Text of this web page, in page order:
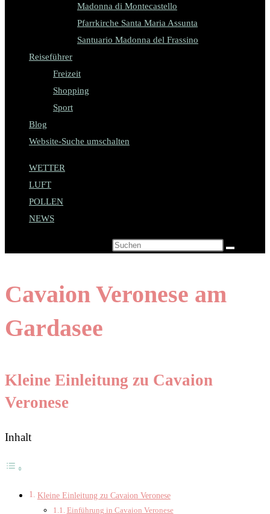
Madonna di Montecastello
Pfarrkirche Santa Maria Assunta
Santuario Madonna del Frassino
Reiseführer
Freizeit
Shopping
Sport
Blog
Website-Suche umschalten
WETTER
LUFT
POLLEN
NEWS
Cavaion Veronese am
Gardasee
Kleine Einleitung zu Cavaion
Veronese
Inhalt
Kleine Einleitung zu Cavaion Veronese
Einführung in Cavaion Veronese